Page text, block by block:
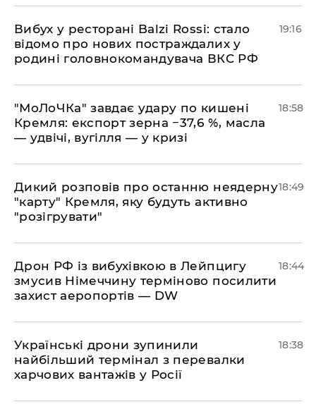
​Вибух у ресторані Balzi Rossi: стало
відомо про нових постраждалих у
родині головнокомандувача ВКС РФ
19:16
​"МоЛоЧКа" завдає удару по кишені
Кремля: експорт зерна −37,6 %, масла
— удвічі, вугілля — у кризі
18:58
​Дикий розповів про останню неядерну
"карту" Кремля, яку будуть активно
"розігрувати"
18:49
​Дрон РФ із вибухівкою в Лейпцигу
змусив Німеччину терміново посилити
захист аеропортів — DW
18:44
​Українські дрони зупинили
найбільший термінал з перевалки
харчових вантажів у Росії
18:38